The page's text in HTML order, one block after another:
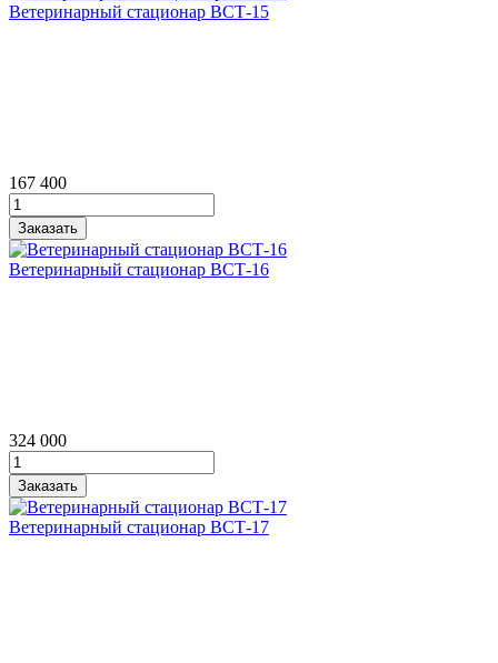
Ветеринарный стационар ВСТ‑15
167 400
Ветеринарный стационар ВСТ‑16
324 000
Ветеринарный стационар ВСТ‑17